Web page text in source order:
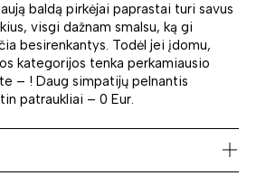
baldą pirkėjai paprastai turi savus
visgi dažnam smalsu, ką gi
besirenkantys. Todėl jei įdomu,
kategorijos tenka perkamiausio
– ! Daug simpatijų pelnantis
patraukliai – 0 Eur.